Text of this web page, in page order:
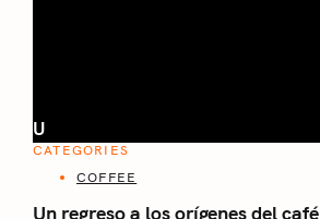
U
CATEGORIES
COFFEE
Un regreso a los orígenes del café